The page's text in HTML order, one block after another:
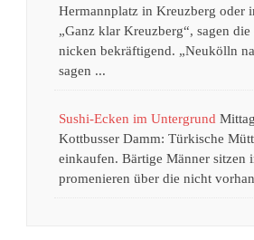
Hermannplatz in Kreuzberg oder
„Ganz klar Kreuzberg“, sagen die
nicken bekräftigend. „Neukölln
sagen ...
Sushi-Ecken im Untergrund
Kottbusser Damm: Türkische
einkaufen. Bärtige Männer sitzen
promenieren über die nicht